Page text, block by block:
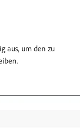
aus, um den zu